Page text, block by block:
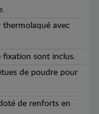
thermolaqué avec
fixation sont inclus.
de poudre pour
de renforts en